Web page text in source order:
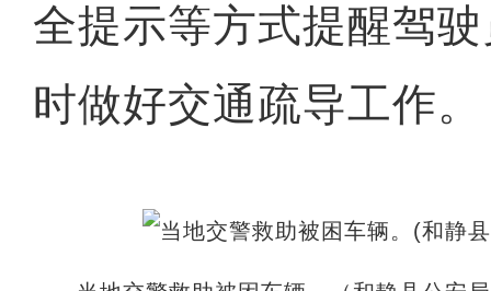
全提示等方式提醒驾
时做好交通疏导工作。